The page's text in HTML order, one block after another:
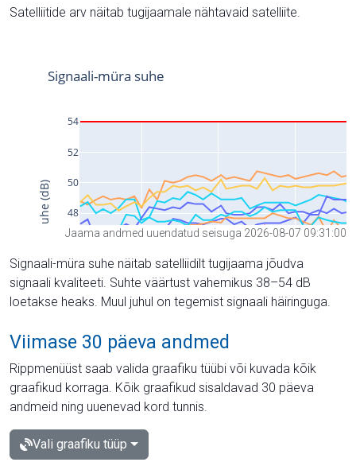
Satelliitide arv näitab tugijaamale nähtavaid satelliite.
Jaama andmed uuendatud seisuga 2026-08-07 09:31:00
Signaali-müra suhe näitab satelliidilt tugijaama jõudva
signaali kvaliteeti. Suhte väärtust vahemikus 38–54 dB
loetakse heaks. Muul juhul on tegemist signaali häiringuga.
Viimase 30 päeva andmed
Rippmenüüst saab valida graafiku tüübi või kuvada kõik
graafikud korraga. Kõik graafikud sisaldavad 30 päeva
andmeid ning uuenevad kord tunnis.
Vali graafiku tüüp